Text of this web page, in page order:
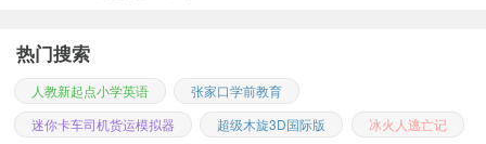
精彩的修行过程不断挑战不同的游戏任务从凡人一步步成长起来；
装备与武器。
可以悟道修仙可以恋爱交友结识一群志趣相投的道友一起修仙。
热门搜索
人教新起点小学英语
张家口学前教育
迷你卡车司机货运模拟器
超级木旋3D国际版
冰火人逃亡记